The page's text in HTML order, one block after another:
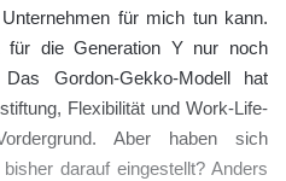
für mich tun kann.
die Generation Y nur noch
Das Gordon-Gekko-Modell hat
Flexibilität und Work-Life-
Aber haben sich
darauf eingestellt? Anders